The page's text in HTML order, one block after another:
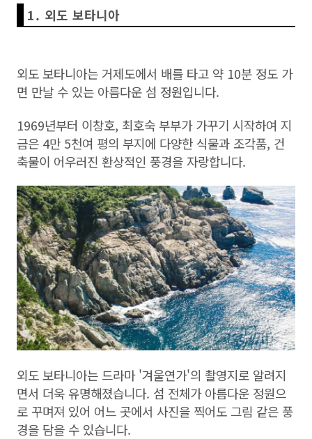
1. 외도 보타니아
외도 보타니아는 거제도에서 배를 타고 약 10분 정도 가
면 만날 수 있는 아름다운 섬 정원입니다.
1969년부터 이창호, 최호숙 부부가 가꾸기 시작하여 지
금은 4만 5천여 평의 부지에 다양한 식물과 조각품, 건
축물이 어우러진 환상적인 풍경을 자랑합니다.
외도 보타니아는 드라마 '겨울연가'의 촬영지로 알려지
면서 더욱 유명해졌습니다. 섬 전체가 아름다운 정원으
로 꾸며져 있어 어느 곳에서 사진을 찍어도 그림 같은 풍
경을 담을 수 있습니다.